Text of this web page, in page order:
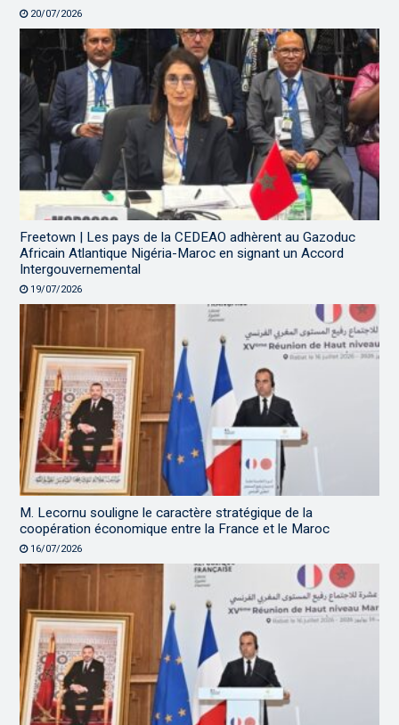
20/07/2026
Freetown | Les pays de la CEDEAO adhèrent au Gazoduc
Africain Atlantique Nigéria-Maroc en signant un Accord
Intergouvernemental
19/07/2026
M. Lecornu souligne le caractère stratégique de la
coopération économique entre la France et le Maroc
16/07/2026